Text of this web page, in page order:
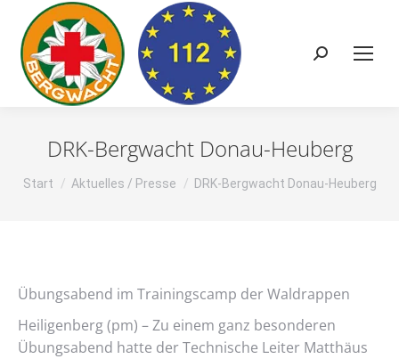
Search:
DRK-Bergwacht Donau-Heuberg
Sie befinden sich hier:
Start Aktuelles / Presse DRK-Bergwacht Donau-Heuberg
Übungsabend im Trainingscamp der Waldrappen
Heiligenberg (pm) – Zu einem ganz besonderen
Übungsabend hatte der Technische Leiter Matthäus